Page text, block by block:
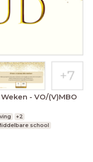
- VO/(V)MBO
+2
school